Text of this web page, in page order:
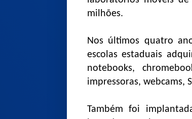
milhões.
Nos últimos quatro
escolas estaduais
notebooks,
impressoras, webcams,
Também foi